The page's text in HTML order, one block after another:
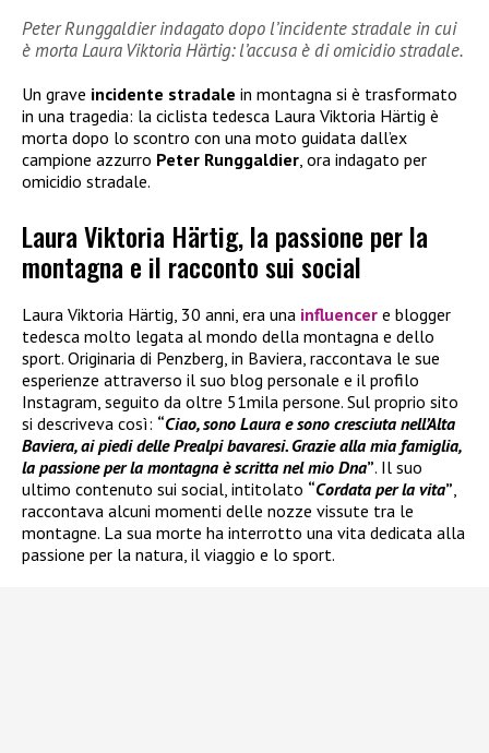
Peter Runggaldier indagato dopo l’incidente stradale in cui
è morta Laura Viktoria Härtig: l’accusa è di omicidio stradale.
Un grave incidente stradale in montagna si è trasformato
in una tragedia: la ciclista tedesca Laura Viktoria Härtig è
morta dopo lo scontro con una moto guidata dall’ex
campione azzurro Peter Runggaldier, ora indagato per
omicidio stradale.
Laura Viktoria Härtig, la passione per la
montagna e il racconto sui social
Laura Viktoria Härtig, 30 anni, era una influencer e blogger
tedesca molto legata al mondo della montagna e dello
sport. Originaria di Penzberg, in Baviera, raccontava le sue
esperienze attraverso il suo blog personale e il profilo
Instagram, seguito da oltre 51mila persone. Sul proprio sito
si descriveva così: “Ciao, sono Laura e sono cresciuta nell’Alta
Baviera, ai piedi delle Prealpi bavaresi. Grazie alla mia famiglia,
la passione per la montagna è scritta nel mio Dna”. Il suo
ultimo contenuto sui social, intitolato “Cordata per la vita”,
raccontava alcuni momenti delle nozze vissute tra le
montagne. La sua morte ha interrotto una vita dedicata alla
passione per la natura, il viaggio e lo sport.